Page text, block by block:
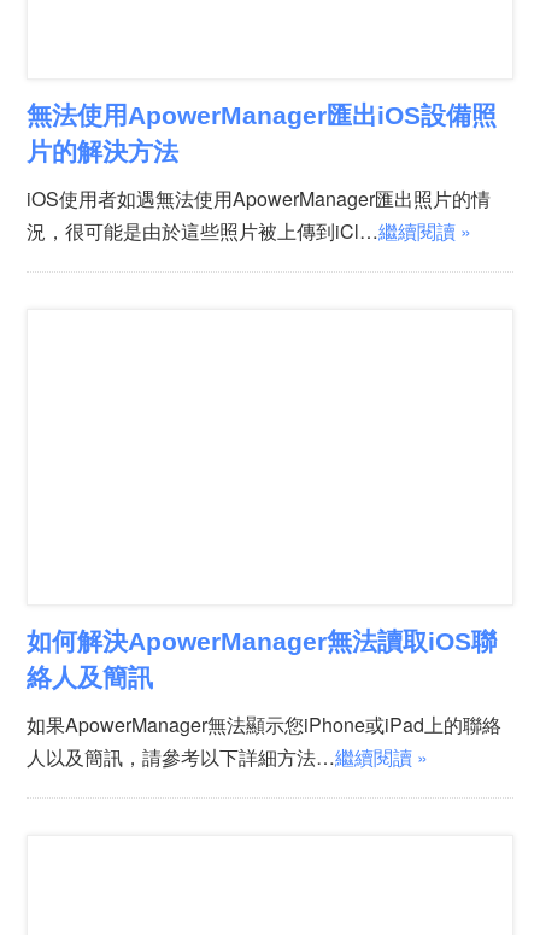
無法使用ApowerManager匯出iOS設備照
片的解決方法
iOS使用者如遇無法使用ApowerManager匯出照片的情
況，很可能是由於這些照片被上傳到iCl…繼續閱讀 »
如何解決ApowerManager無法讀取iOS聯
絡人及簡訊
如果ApowerManager無法顯示您iPhone或iPad上的聯絡
人以及簡訊，請參考以下詳細方法…繼續閱讀 »